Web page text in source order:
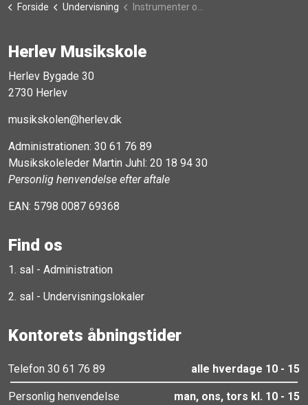
Forside Undervisning Instrumenter og sang, fra 3. klasse
Herlev Musikskole
Herlev Bygade 30
2730 Herlev
musikskolen@herlev.dk
Administrationen: 30 61 76 89
Musikskoleleder Martin Juhl: 20 18 94 30
Personlig henvendelse efter aftale
EAN: 5798 0087 69368
Find os
1. sal - Administration
2. sal - Undervisningslokaler
Kontorets åbningstider
Telefon 30 61 76 89 alle hverdage 10 - 15
Personlig henvendelse man, ons, tors kl. 10 - 15